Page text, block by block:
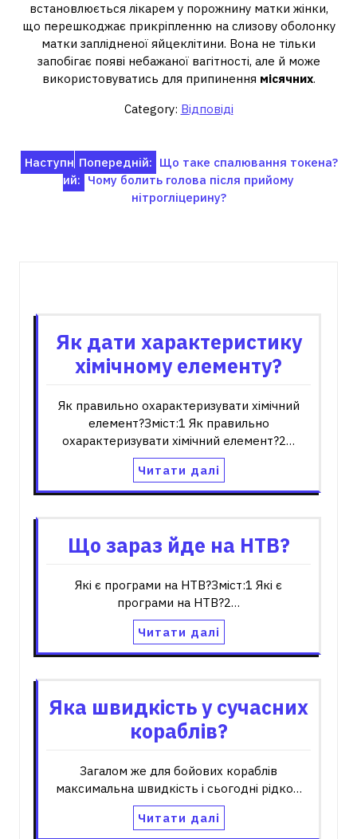
встановлюється лікарем у порожнину матки жінки,
що перешкоджає прикріпленню на слизову оболонку
матки заплідненої яйцеклітини. Вона не тільки
запобігає появі небажаної вагітності, але й може
використовуватись для припинення місячних.
Category: Відповіді
Навігація
записів
Попередній: Що таке спалювання токена?
Наступн
ий: Чому болить голова після прийому
нітрогліцерину?
Як дати характеристику
хімічному елементу?
Як правильно охарактеризувати хімічний
елемент?Зміст:1 Як правильно
охарактеризувати хімічний елемент?2…
Читати далі
Що зараз йде на НТВ?
Які є програми на НТВ?Зміст:1 Які є
програми на НТВ?2…
Читати далі
Яка швидкість у сучасних
кораблів?
Загалом же для бойових кораблів
максимальна швидкість і сьогодні рідко…
Читати далі